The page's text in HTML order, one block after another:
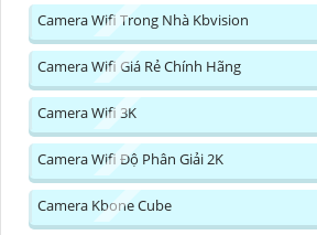
Camera Wifi Trong Nhà Kbvision
Camera Wifi Giá Rẻ Chính Hãng
Camera Wifi 3K
Camera Wifi Độ Phân Giải 2K
Camera Kbone Cube